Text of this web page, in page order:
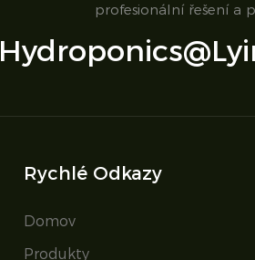
profesionální řešení a
Rychlé Odkazy
Domov
Produkty